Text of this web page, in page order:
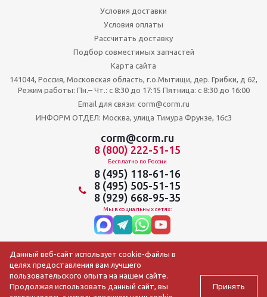
Условия доставки
Условия оплаты
Рассчитать доставку
Подбор совместимых запчастей
Карта сайта
141044, Россия, Московская область, г.о.Мытищи, дер. Грибки, д 62,
Режим работы: Пн.– Чт.: с 8:30 до 17:15 Пятница: c 8:30 до 16:00
Email для связи: corm@corm.ru
ИНФОРМ ОТДЕЛ: Москва, улица Тимура Фрунзе, 16с3
corm@corm.ru
8 (800) 222-51-15
Бесплатно по России
8 (495) 118-61-16
8 (495) 505-51-15
8 (929) 668-95-35
Мы в социальных сетях:
Данный веб-сайт использует cookie-файлы в
целях предоставления вам лучшего
пользовательского опыта на нашем сайте.
Продолжая использовать данный сайт, вы
Принять